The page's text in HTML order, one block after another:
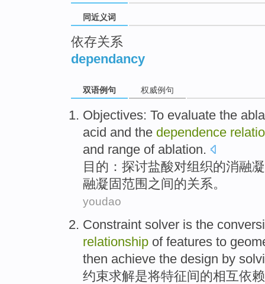
同近义词
依存关系
dependancy
双语例句 权威例句
Objectives: To evaluate the
acid and the dependence
and range of ablation.
目的 ： 探讨盐酸对组织的消融
融凝固范围 之间的关系。
youdao
Constraint solver is the
relationship of features to
then achieve the design by
约束求解是将特征间的相互依赖